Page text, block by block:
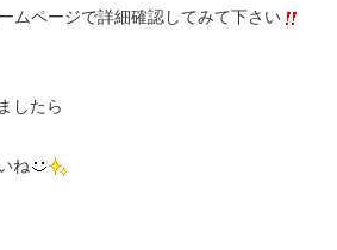
ムページで詳細確認してみて下さい
したら
ね